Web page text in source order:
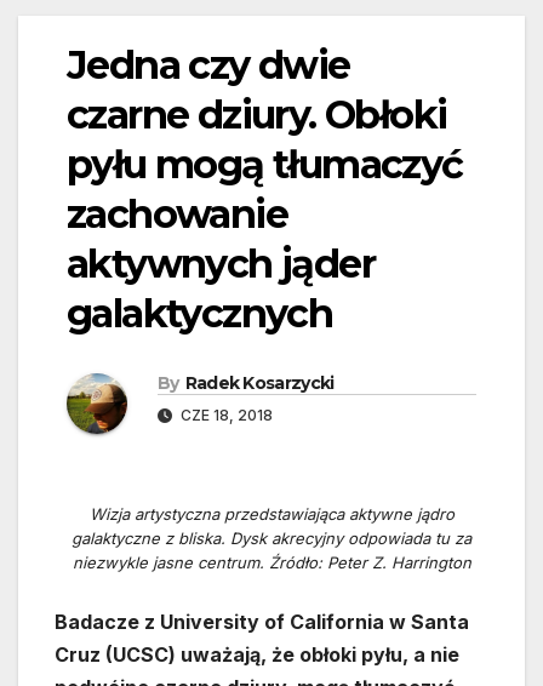
Jedna czy dwie
czarne dziury. Obłoki
pyłu mogą tłumaczyć
zachowanie
aktywnych jąder
galaktycznych
By Radek Kosarzycki
CZE 18, 2018
Wizja artystyczna przedstawiająca aktywne jądro
galaktyczne z bliska. Dysk akrecyjny odpowiada tu za
niezwykle jasne centrum. Źródło: Peter Z. Harrington
Badacze z University of California w Santa
Cruz (UCSC) uważają, że obłoki pyłu, a nie